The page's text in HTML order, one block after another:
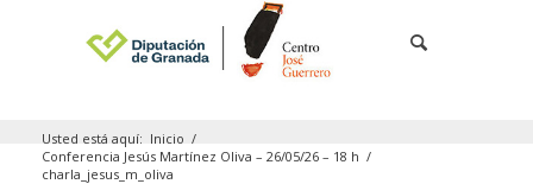
Usted está aquí: Inicio /
Conferencia Jesús Martínez Oliva – 26/05/26 – 18 h /
charla_jesus_m_oliva